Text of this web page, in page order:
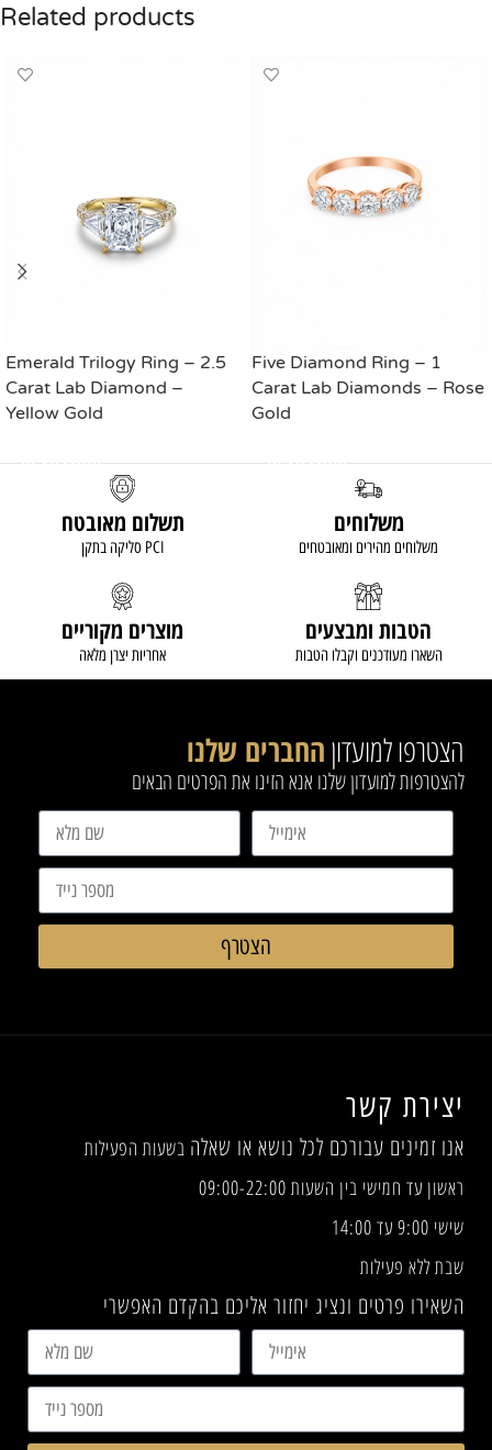
Related products
Emerald Trilogy Ring – 2.5
Carat Lab Diamond –
Yellow Gold
READ MORE
Five Diamond Ring – 1
Carat Lab Diamonds – Rose
Gold
READ MORE
תשלום מאובטח
סליקה בתקן PCI
משלוחים
משלוחים מהירים ומאובטחים
מוצרים מקוריים
אחריות יצרן מלאה
הטבות ומבצעים
השארו מעודכנים וקבלו הטבות
הצטרפו למועדוןהחברים שלנו
להצטרפות למועדון שלנו אנא הזינו את הפרטים הבאים
הצטרף
יצירת קשר
אנו זמינים עבורכם לכל נושא או שאלה בשעות הפעילות
ראשון עד חמישי בין השעות 09:00-22:00
שישי 9:00 עד 14:00
שבת ללא פעילות
השאירו פרטים ונציג יחזור אליכם בהקדם האפשרי